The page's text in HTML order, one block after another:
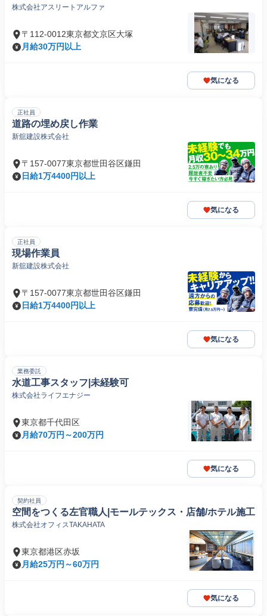
株式会社アスリートアルファ
〒112-0012東京都文京区大塚
月給30万円以上
気になる
正社員
道路の埋め戻し作業
新舘建設株式会社
〒157-0077東京都世田谷区鎌田
日給1万4400円以上
気になる
正社員
現場作業員
新舘建設株式会社
〒157-0077東京都世田谷区鎌田
日給1万4400円以上
気になる
業務委託
水道工事スタッフ|未経験可
株式会社ライフエナジー
東京都千代田区
月給70万円～200万円
気になる
契約社員
空間をつくる左官職人|モールテックス・店舗/ホテル施工
株式会社オフィスTAKAHATA
東京都港区赤坂
月給25万円～60万円
気になる